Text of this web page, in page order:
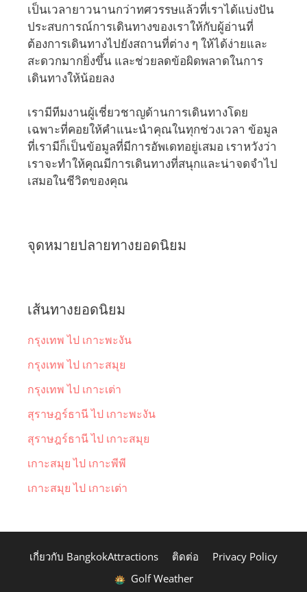
เป็นเวลายาวนานกว่าทศวรรษแล้วที่เราได้แบ่งปัน
ประสบการณ์การเดินทางของเราให้กับผู้อ่านที่
ต้องการเดินทางไปยังสถานที่ต่าง ๆ ให้ได้ง่ายและ
สะดวกมากยิ่งขึ้น และช่วยลดข้อผิดพลาดในการ
เดินทางให้น้อยลง
เรามีทีมงานผู้เชี่ยวชาญด้านการเดินทางโดย
เฉพาะที่คอยให้คำแนะนำคุณในทุกช่วงเวลา ข้อมูล
ที่เรามีก็เป็นข้อมูลที่มีการอัพเดทอยู่เสมอ เราหวังว่า
เราจะทำให้คุณมีการเดินทางที่สนุกและน่าจดจำไป
เสมอในชีวิตของคุณ
จุดหมายปลายทางยอดนิยม
เส้นทางยอดนิยม
กรุงเทพ ไป เกาะพะงัน
กรุงเทพ ไป เกาะสมุย
กรุงเทพ ไป เกาะเต่า
สุราษฎร์ธานี ไป เกาะพะงัน
สุราษฎร์ธานี ไป เกาะสมุย
เกาะสมุย ไป เกาะพีพี
เกาะสมุย ไป เกาะเต่า
เกี่ยวกับ BangkokAttractions ติดต่อ
Privacy Policy
Golf Weather